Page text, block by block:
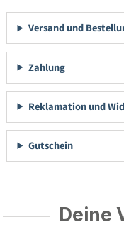
Versand und
Zahlung
Reklamation und
Gutschein
Deine